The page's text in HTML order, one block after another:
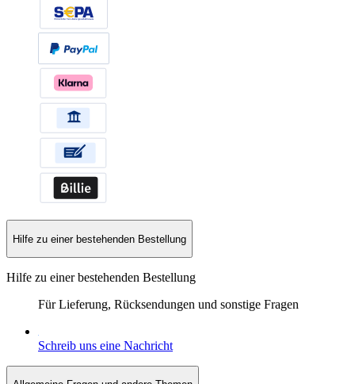
Hilfe zu einer bestehenden Bestellung
Hilfe zu einer bestehenden Bestellung
Für Lieferung, Rücksendungen und sonstige Fragen
Schreib uns eine Nachricht